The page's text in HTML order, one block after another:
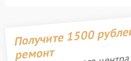
Получите 1500
ремонт